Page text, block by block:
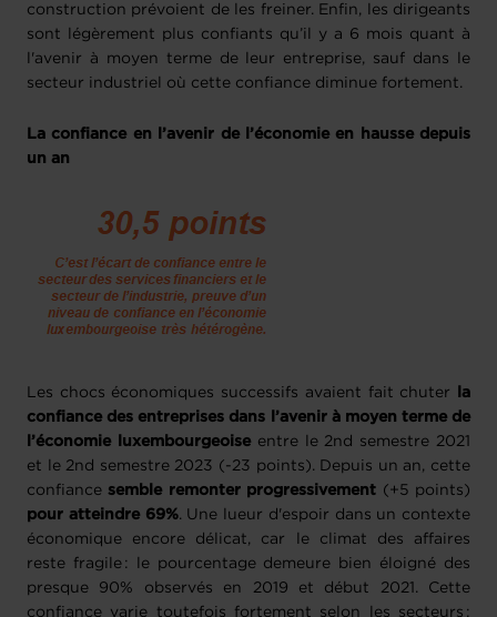
construction prévoient de les freiner. Enfin, les dirigeants
sont légèrement plus confiants qu’il y a 6 mois quant à
l'avenir à moyen terme de leur entreprise, sauf dans le
secteur industriel où cette confiance diminue fortement.
La confiance en l’avenir de l’économie en hausse depuis
un an
Les chocs économiques successifs avaient fait chuter
la
confiance des entreprises dans l’avenir à moyen terme de
l’économie luxembourgeoiseentre le 2nd semestre 2021
et le 2nd semestre 2023 (-23 points). Depuis un an, cette
confiancesemble remonter progressivement (+5 points)
pour atteindre 69%. Une lueur d'espoir dans un contexte
économique encore délicat, car le climat des affaires
reste fragile : le pourcentage demeure bien éloigné des
presque 90% observés en 2019 et début 2021. Cette
confiance varie toutefois fortement selon les secteurs :